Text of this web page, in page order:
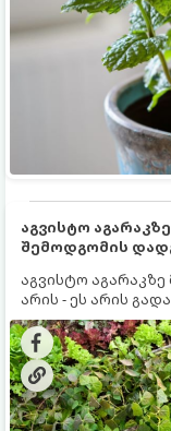
აგვისტო
შემოდგომის
აგვისტო
არის - ეს არის
ეყრება მომავალი
შემოდგომა-
ნიადაგმა
ზამთარს
მნიშვნელოვანი